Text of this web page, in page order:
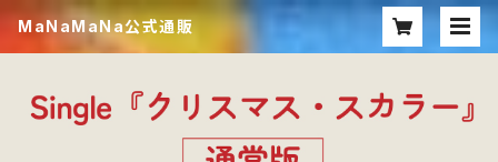
MaNaMaNa公式通販